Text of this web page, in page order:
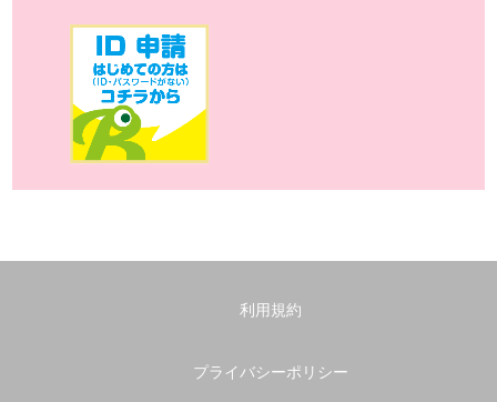
利用規約
プライバシーポリシー